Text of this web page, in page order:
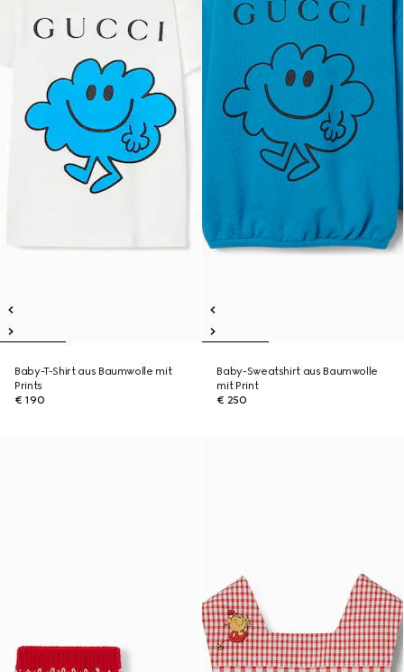
Baby-T-Shirt aus Baumwolle mit
Prints
€ 190
Baby-Sweatshirt aus Baumwolle
mit Print
€ 250